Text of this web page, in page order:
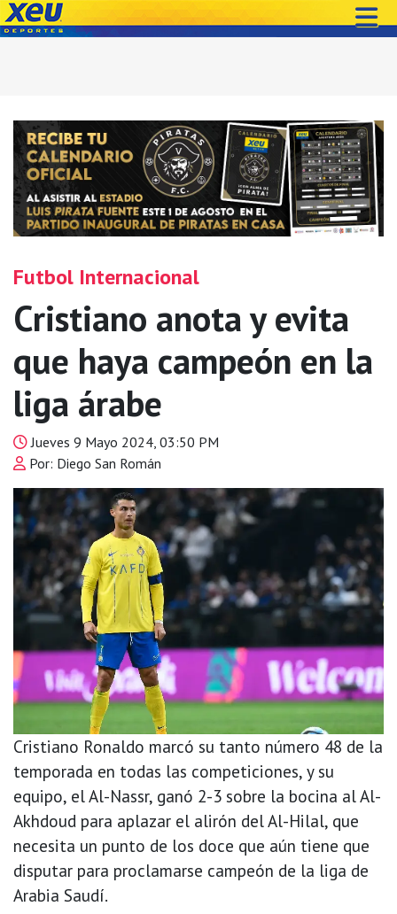
Futbol Internacional
Cristiano anota y evita
que haya campeón en la
liga árabe
Jueves 9 Mayo 2024, 03:50 PM
Por: Diego San Román
Cristiano Ronaldo marcó su tanto número 48 de la
temporada en todas las competiciones, y su
equipo, el Al-Nassr, ganó 2-3 sobre la bocina al Al-
Akhdoud para aplazar el alirón del Al-Hilal, que
necesita un punto de los doce que aún tiene que
disputar para proclamarse campeón de la liga de
Arabia Saudí.